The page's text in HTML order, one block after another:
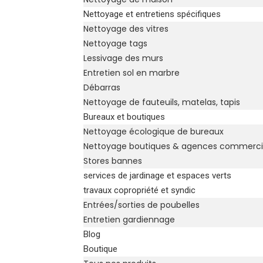
Nettoyage et entretiens spécifiques
Nettoyage des vitres
Nettoyage tags
Lessivage des murs
Entretien sol en marbre
Débarras
Nettoyage de fauteuils, matelas, tapis
Bureaux et boutiques
Nettoyage écologique de bureaux
Nettoyage boutiques & agences
Stores bannes
services de jardinage et espaces verts
travaux copropriété et syndic
Entrées/sorties de poubelles
Entretien gardiennage
Blog
Boutique